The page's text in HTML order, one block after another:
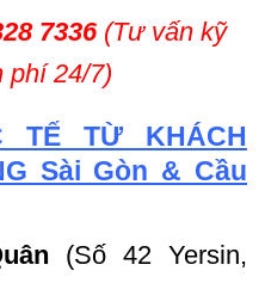
7336(Tư vấn kỹ
phí 24/7)
TẾ TỪ KHÁCH
Sài Gòn & Cầu
(Số 42 Yersin,